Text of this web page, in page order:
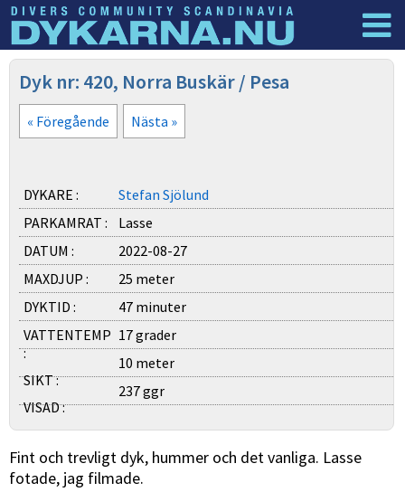
Dyknyheter
Dyk nr: 420, Norra Buskär / Pesa
« Föregående Nästa »
DYKARE :
Stefan Sjölund
PARKAMRAT :
Lasse
DATUM :
2022-08-27
MAXDJUP :
25 meter
DYKTID :
47 minuter
VATTENTEMP
:
17 grader
SIKT :
10 meter
VISAD :
237 ggr
Fint och trevligt dyk, hummer och det vanliga. Lasse
fotade, jag filmade.